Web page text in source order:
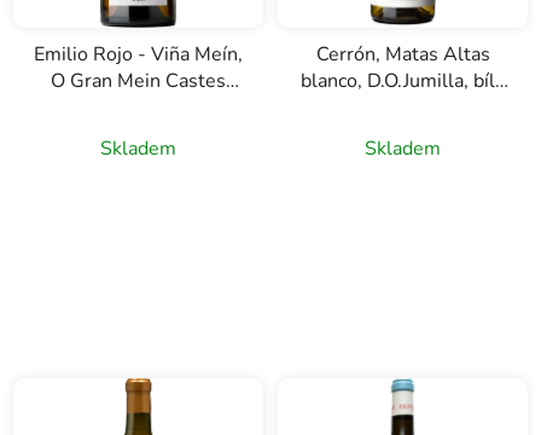
Emilio Rojo - Viña Meín,
O Gran Mein Castes
bílé víno, 1,5l
Skladem
Cerrón, Matas Altas
blanco, D.O.Jumilla, bílé
Skladem